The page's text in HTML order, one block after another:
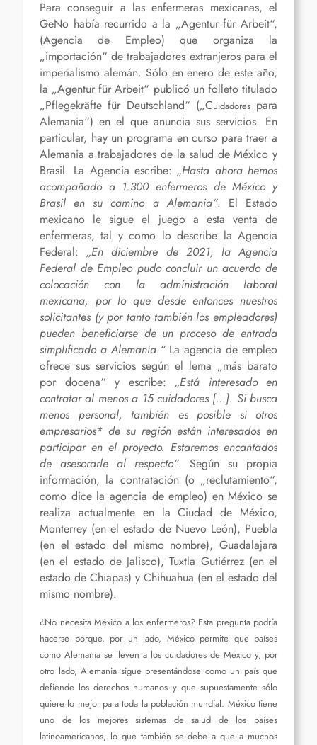
Para conseguir a las enfermeras mexicanas, el
GeNo había recurrido a la „Agentur für Arbeit“,
(Agencia de Empleo) que organiza la
„importación“ de trabajadores extranjeros para el
imperialismo alemán. Sólo en enero de este año,
la „Agentur für Arbeit“ publicó un folleto titulado
„Pflegekräfte für Deutschland“ („Cuidadorespara
Alemania“) en el que anuncia sus servicios. En
particular, hay un programa en curso para traer a
Alemania a trabajadores de la salud de México y
Brasil. La Agencia escribe:„Hasta ahora hemos
acompañado a 1.300 enfermeros de México y
Brasil en su camino a Alemania“. El Estado
mexicano le sigue el juego a esta venta de
enfermeras, tal y como lo describe la Agencia
Federal:„En diciembre de 2021, la Agencia
Federal de Empleo pudo concluir un acuerdo de
colocación con la administración laboral
mexicana, por lo que desde entonces nuestros
solicitantes (y por tanto también los empleadores)
pueden beneficiarse de un proceso de entrada
simplificado a Alemania.“La agencia de empleo
ofrece sus servicios según el lema „más barato
por docena“ y escribe: „Está interesado en
contratar al menos a 15 cuidadores […]. Si busca
menos personal, también es posible si otros
empresarios* de su región están interesados en
participar en el proyecto. Estaremos encantados
de asesorarle al respecto“. Según su propia
información, la contratación (o „reclutamiento“,
como dice la agencia de empleo) en México se
realiza actualmente en la Ciudad de México,
Monterrey (en el estado de Nuevo León), Puebla
(en el estado del mismo nombre), Guadalajara
(en el estado de Jalisco), Tuxtla Gutiérrez (en el
estado de Chiapas) y Chihuahua (en el estado del
mismo nombre).
¿No necesita México a los enfermeros? Esta pregunta podría
hacerse porque, por un lado, México permite que países
como Alemania se lleven a los cuidadores de México y, por
otro lado, Alemania sigue presentándose como un país que
defiende los derechos humanos y que supuestamente sólo
quiere lo mejor para toda la población mundial. México tiene
uno de los mejores sistemas de salud de los países
latinoamericanos, lo que también se debe a que a muchos